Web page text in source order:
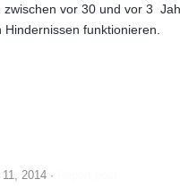
zwischen vor 30 und vor 3
Hindernissen funktionieren.
11, 2014 ·